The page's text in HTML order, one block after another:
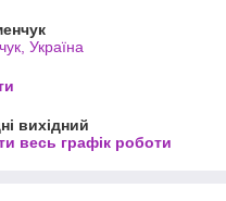
Україна
вихідний
весь графік роботи